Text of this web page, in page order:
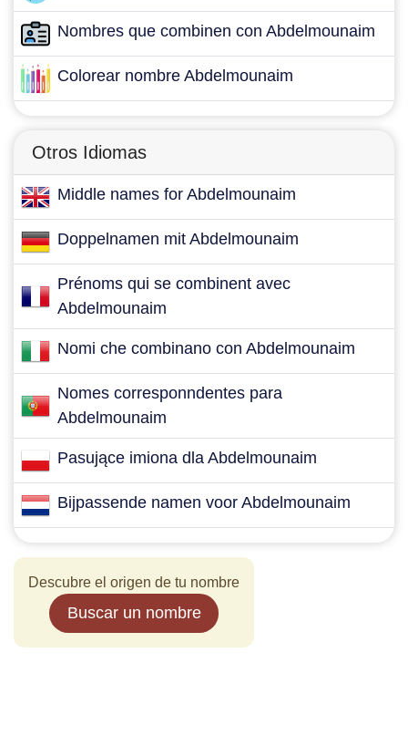
Nombres que combinen con Abdelmounaim
Colorear nombre Abdelmounaim
Otros Idiomas
Middle names for Abdelmounaim
Doppelnamen mit Abdelmounaim
Prénoms qui se combinent avec
Abdelmounaim
Nomi che combinano con Abdelmounaim
Nomes corresponndentes para
Abdelmounaim
Pasujące imiona dla Abdelmounaim
Bijpassende namen voor Abdelmounaim
Descubre el origen de tu nombre
Buscar un nombre